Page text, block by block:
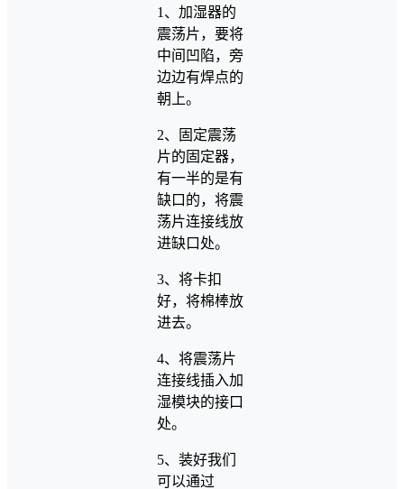
1、加湿器的
震荡片，要将
中间凹陷，旁
边边有焊点的
朝上。
2、固定震荡
片的固定器，
有一半的是有
缺口的，将震
荡片连接线放
进缺口处。
3、将卡扣
好，将棉棒放
进去。
4、将震荡片
连接线插入加
湿模块的接口
处。
5、装好我们
可以通过